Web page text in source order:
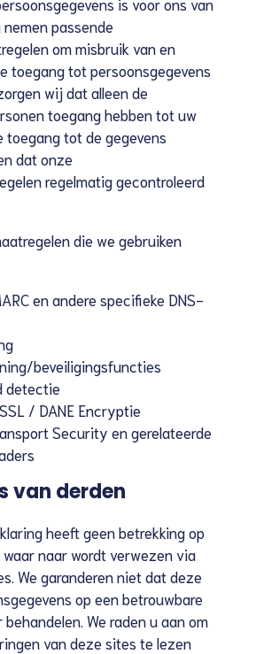
passende
om misbruik van en
toegang tot persoonsgegevens
wij dat alleen de
toegang hebben tot uw
toegang tot de gegevens
dat onze
regelmatig gecontroleerd
die we gebruiken
en andere specifieke DNS-
beveiligingsfuncties
detectie
/ DANE Encryptie
Security en gerelateerde
van derden
heeft geen betrekking op
naar wordt verwezen via
We garanderen niet dat deze
op een betrouwbare
We raden u aan om
van deze sites te lezen